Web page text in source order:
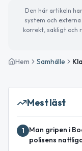
Den här artikeln
system och
korrekt, sakligt och
Hem Samhälle
Mest läst
1
Man gripen i
polisens